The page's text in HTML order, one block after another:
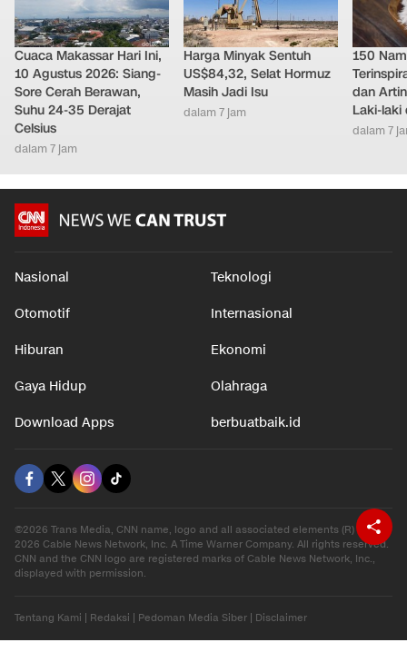
Cuaca Makassar Hari Ini,
10 Agustus 2026: Siang-
Sore Cerah Berawan,
Suhu 24-35 Derajat
Celsius
dalam 7 jam
Harga Minyak Sentuh
US$84,32, Selat Hormuz
Masih Jadi Isu
dalam 7 jam
150
dan
Laki-laki
dalam 7
Nasional Teknologi
Otomotif Internasional
Hiburan Ekonomi
Gaya Hidup Olahraga
Download Apps berbuatbaik.id
©2026 Trans Media, CNN name, logo and all associated elements (R) and ©
2026 Cable News Network, Inc. A Time Warner Company. All rights reserved.
CNN and the CNN logo are registered marks of Cable News Network, Inc.,
displayed with permission.
Tentang Kami Redaksi Pedoman Media Siber Disclaimer